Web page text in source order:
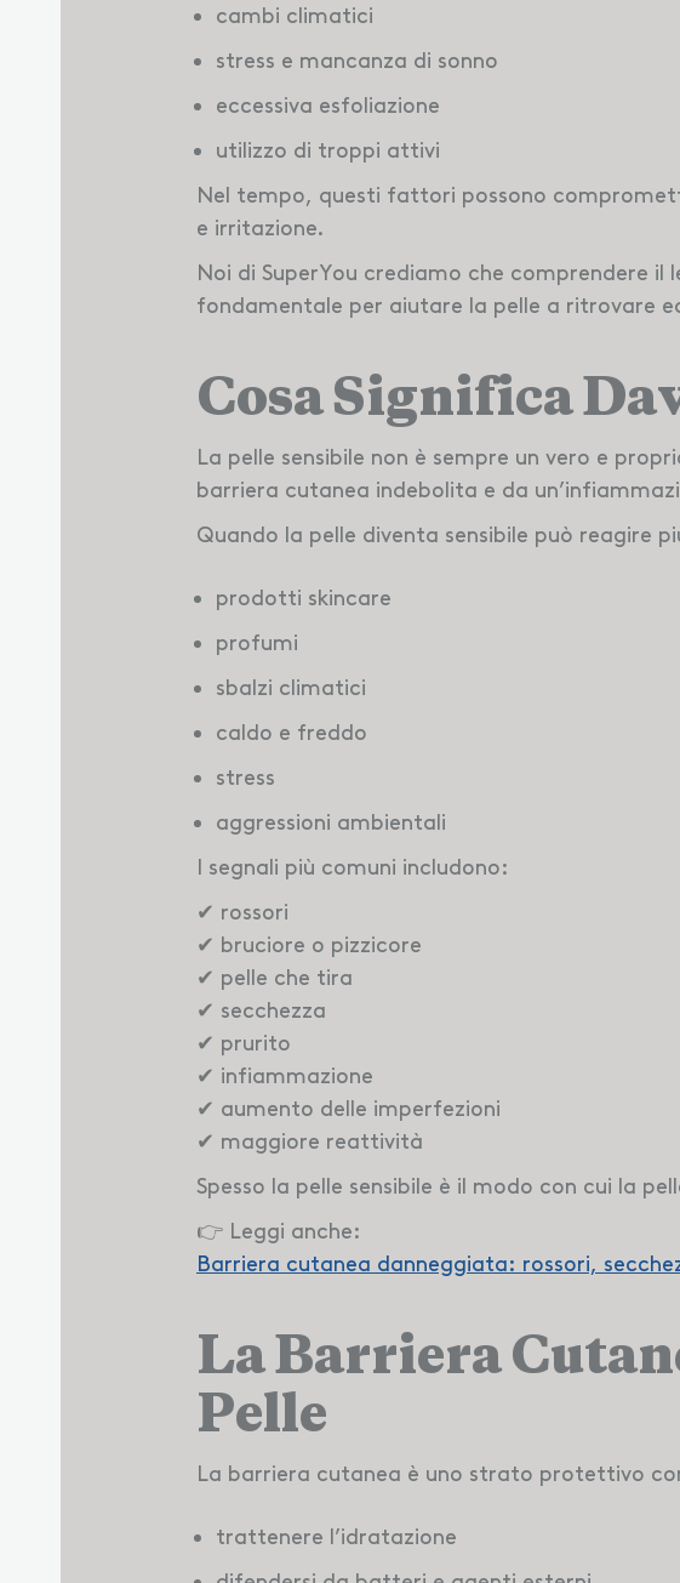
cambi climatici
stress e mancanza di sonno
eccessiva esfoliazione
utilizzo di troppi attivi
Nel tempo, questi fattori possono
e irritazione.
Noi di SuperYou crediamo che comprendere il
fondamentale per aiutare la pelle a ritrovare
Cosa Significa
La pelle sensibile non è sempre un vero e
barriera cutanea indebolita e da
Quando la pelle diventa sensibile può reagire
prodotti skincare
profumi
sbalzi climatici
caldo e freddo
stress
aggressioni ambientali
I segnali più comuni includono:
✔ rossori
✔ bruciore o pizzicore
✔ pelle che tira
✔ secchezza
✔ prurito
✔ infiammazione
✔ aumento delle imperfezioni
✔ maggiore reattività
Spesso la pelle sensibile è il modo con cui la
👉 Leggi anche:
Barriera cutanea danneggiata: rossori,
La Barriera
Pelle
La barriera cutanea è uno strato protettivo
trattenere l’idratazione